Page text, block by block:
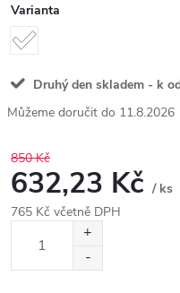
Varianta
Druhý den skladem - k
11.8.2026
850 Kč
632,23 Kč / ks
765 Kč včetně DPH